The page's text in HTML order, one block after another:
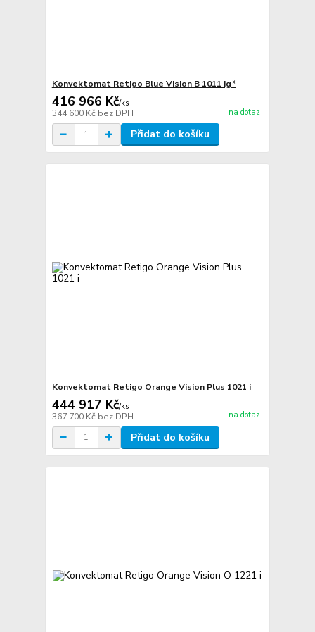
Konvektomat Retigo Blue Vision B 1011 ig*
416 966 Kč/ks
344 600 Kč bez DPH na dotaz
Přidat do košíku
Konvektomat Retigo Orange Vision Plus 1021 i
444 917 Kč/ks
367 700 Kč bez DPH na dotaz
Přidat do košíku